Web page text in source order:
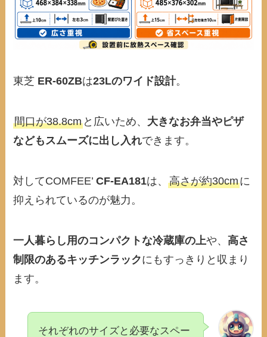
東芝 ER-60ZBは23Lのワイド設計。
間口が38.8cm と広いため、 大きなお弁当やピザ
などもスムーズに出し入れできます。
対してCOMFEE’CF-EA181は、高さが約30cmに
抑えられているのが魅力。
一人暮らし用のコンパクトな冷蔵庫の上や、高さ
制限のあるキッチンラックにもすっきりと収まり
ます。
それぞれのサイズと必要なスペー